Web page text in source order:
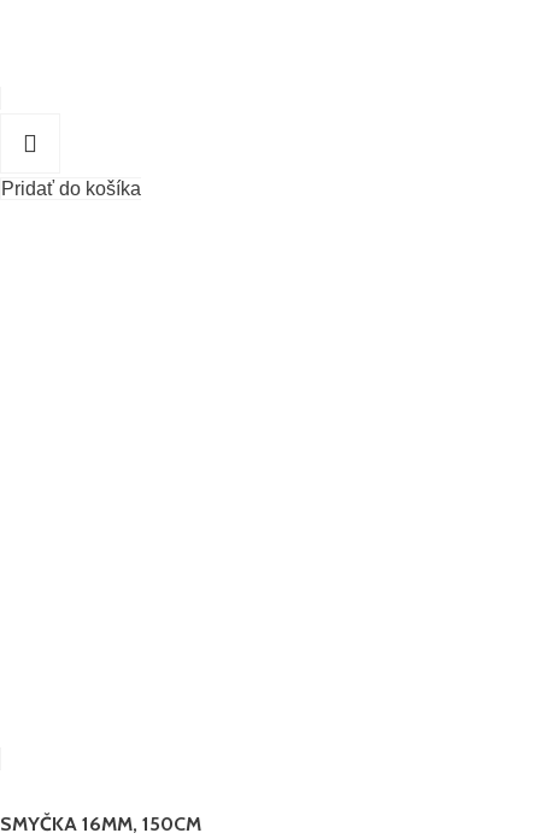
Pridať do košíka
SMYČKA 16MM, 150CM